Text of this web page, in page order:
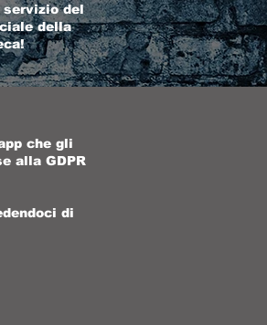
del
della
che gli
alla GDPR
di